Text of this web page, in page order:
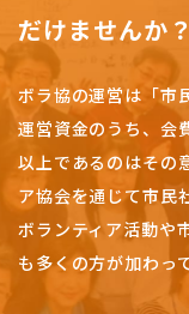
だけませんか？
ボラ協の運営は「市
運営資金のうち、会
以上であるのはその
ア協会を通じて市民
ボランティア活動や
も多くの方が加わっ